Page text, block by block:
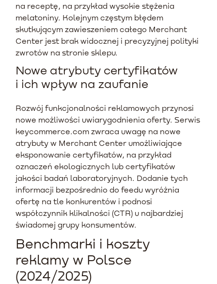
na receptę, na przykład wysokie stężenia
melatoniny. Kolejnym częstym błędem
skutkującym zawieszeniem całego Merchant
Center jest brak widocznej i precyzyjnej polityki
zwrotów na stronie sklepu.
Nowe atrybuty certyfikatów
i ich wpływ na zaufanie
Rozwój funkcjonalności reklamowych przynosi
nowe możliwości uwiarygodnienia oferty. Serwis
keycommerce.com zwraca uwagę na nowe
atrybuty w Merchant Center umożliwiające
eksponowanie certyfikatów, na przykład
oznaczeń ekologicznych lub certyfikatów
jakości badań laboratoryjnych. Dodanie tych
informacji bezpośrednio do feedu wyróżnia
ofertę na tle konkurentów i podnosi
współczynnik klikalności (CTR) u najbardziej
świadomej grupy konsumentów.
Benchmarki i koszty
reklamy w Polsce
(2024/2025)